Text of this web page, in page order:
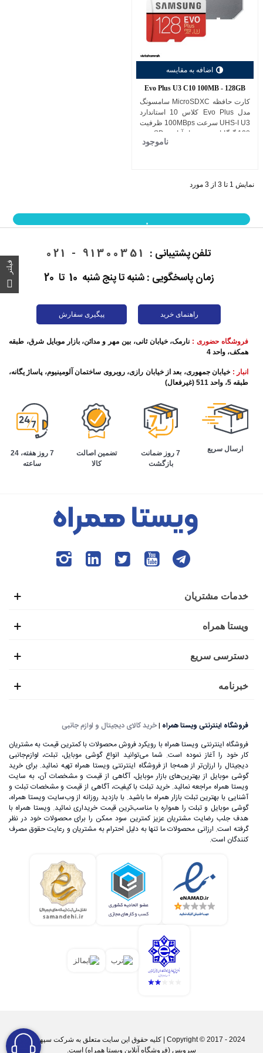
اضافه به مقایسه
Evo Plus U3 C10 100MB - 128GB
کارت حافظه MicroSDXC سامسونگ
مدل Evo Plus کلاس 10 استاندارد
UHS-I U3 سرعت 100MBps ظرفیت
128 گیگابایت به همراه آداپتور SD
ناموجود
نمایش 1 تا 3 از 3 مورد
نمایش بیشتر
تلفن پشتیبانی : 91300351 - 021
زمان پاسخگویی : شنبه تا پنج شنبه 10 تا 20
راهنمای خرید پیگیری سفارش
فروشگاه حضوری : نارمک، خیابان ثانی، بین مهر و مدائن، بازار موبایل شرق، طبقه
همکف، واحد 4
انبار : خیابان جمهوری، بعد از خیابان رازی، روبروی ساختمان آلومینیوم، پاساژ یگانه،
طبقه 5، واحد 511 (غیرفعال)
ارسال سریع
7 روز ضمانت
بازگشت
تضمین اصالت
کالا
7 روز هفته، 24
ساعته
خدمات مشتریان
ویستا همراه
دسترسی سریع
خبرنامه
فروشگاه اینترنتی ویستا همراه |خرید کالای دیجیتال و لوازم جانبی
فروشگاه اینترنتی ویستا همراه با رویکرد فروش محصولات با کمترین قیمت به مشتریان
کار خود را آغاز نموده است. شما می‌توانید انواع گوشی موبایل، تبلت، لوازم‌جانبی
دیجیتال را ارزان‌تر از همه‌جا از فروشگاه اینترنتی ویستا همراه تهیه نمائید. برای خرید
گوشی موبایل از بهترین‌های بازار موبایل، آگاهی از قیمت و مشخصات آن، به ‌سایت
ویستا همراه مراجعه نمائید. خرید تبلت با کیفیت، آگاهی از قیمت و مشخصات تبلت و
آشنایی با بهترین تبلت بازار همراه ما باشید. با بازدید روزانه از وب‌سایت ویستا همراه،
گوشی موبایل و تبلت را همواره با مناسب‌ترین قیمت خریداری نمائید. ویستا همراه با
هدف جلب رضایت مشتریان عزیز کمترین سود ممکن را برای محصولات خود در نظر
گرفته است. ارزانی محصولات ما تنها به دلیل احترام به مشتریان و رعایت حقوق مصرف
کنندگان است.
Copyright © 2017 - 2024 | کليه حقوق اين سايت متعلق به شرکت سپهر پارس
سرویس (فروشگاه آنلاین ویستا همراه) است.
فیلتر